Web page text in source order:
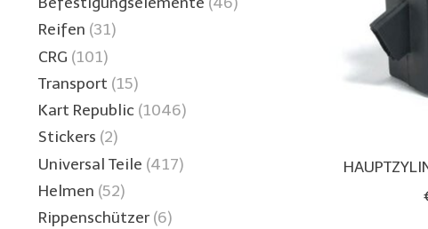
Reifen (31)
CRG (101)
Transport (15)
Kart Republic (1046)
Stickers (2)
Universal Teile (417)
Helmen (52)
Rippenschützer (6)